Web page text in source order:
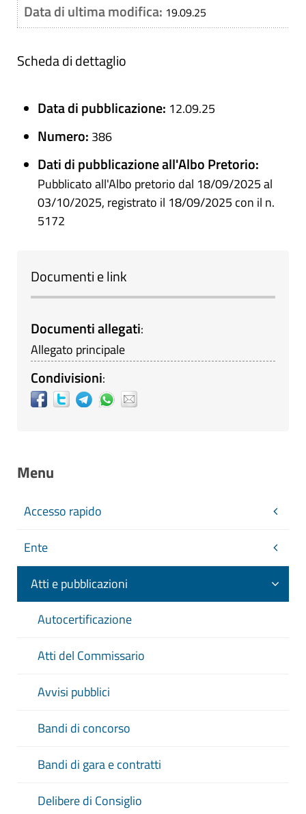
Data di ultima modifica: 19.09.25
Scheda di dettaglio
Data di pubblicazione: 12.09.25
Numero: 386
Dati di pubblicazione all'Albo Pretorio:
Pubblicato all'Albo pretorio dal 18/09/2025 al
03/10/2025, registrato il 18/09/2025 con il n.
5172
Documenti e link
Documenti allegati:
Allegato principale
Condivisioni:
Menu
Accesso rapido
Ente
Atti e pubblicazioni
Autocertificazione
Atti del Commissario
Avvisi pubblici
Bandi di concorso
Bandi di gara e contratti
Delibere di Consiglio